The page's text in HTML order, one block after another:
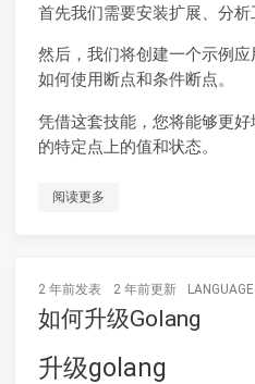
首先我们需要安装扩展、分析
然后，我们将创建一个示例
如何使用断点和条件断点。
凭借这套技能，您将能够更
的特定点上的值和状态。
阅读更多
2 年前发表 2 年前更新 LANGUAGE
如何升级Golang
升级golang